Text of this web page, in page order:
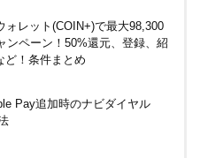
ォレット(COIN+)で最大98,300
ンペーン！50%還元、登録、紹
ど！条件まとめ
Pay追加時のナビダイヤル